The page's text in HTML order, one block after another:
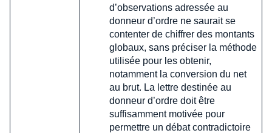
d’observations adressée au
donneur d’ordre ne saurait se
contenter de chiffrer des montants
globaux, sans préciser la méthode
utilisée pour les obtenir,
notamment la conversion du net
au brut. La lettre destinée au
donneur d’ordre doit être
suffisamment motivée pour
permettre un débat contradictoire